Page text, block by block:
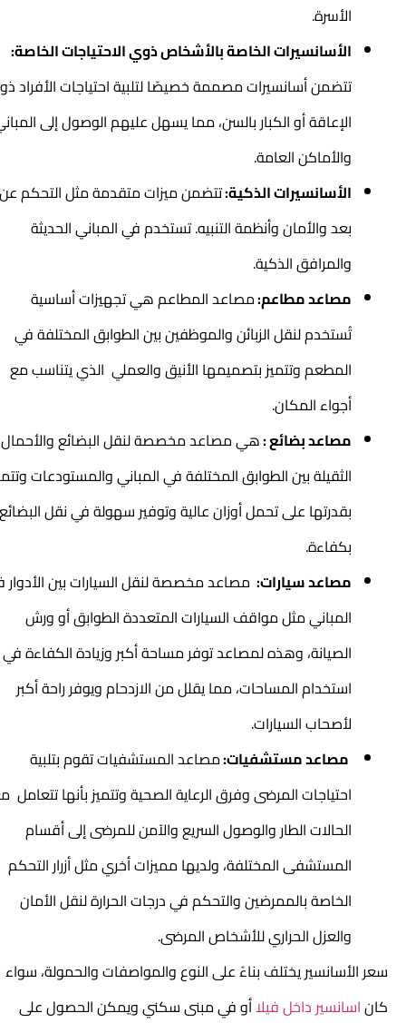
الأسرة.
الأسانسيرات الخاصة بالأشخاص ذوي الاحتياجات الخاصة:
تتضمن أسانسيرات مصممة خصيصًا لتلبية احتياجات الأفراد ذوي
الإعاقة أو الكبار بالسن، مما يسهل عليهم الوصول إلى المباني
والأماكن العامة.
الأسانسيرات الذكية:تتضمن ميزات متقدمة مثل التحكم عن
بعد والأمان وأنظمة التنبيه. تستخدم في المباني الحديثة
والمرافق الذكية.
مصاعد مطاعم:مصاعد المطاعم هي تجهيزات أساسية
تُستخدم لنقل الزبائن والموظفين بين الطوابق المختلفة في
المطعم وتتميز بتصميمها الأنيق والعملي الذي يتناسب مع
أجواء المكان.
مصاعد بضائع :هي مصاعد مخصصة لنقل البضائع والأحمال
الثقيلة بين الطوابق المختلفة في المباني والمستودعات وتتميز
بقدرتها على تحمل أوزان عالية وتوفير سهولة في نقل البضائع
بكفاءة.
مصاعد سيارات:مصاعد مخصصة لنقل السيارات بين الأدوار في
المباني مثل مواقف السيارات المتعددة الطوابق أو ورش
الصيانة، وهذه لمصاعد توفر مساحة أكبر وزيادة الكفاءة في
استخدام المساحات، مما يقلل من الازدحام ويوفر راحة أكبر
لأصحاب السيارات.
مصاعد مستشفيات:مصاعد المستشفيات تقوم بتلبية
احتياجات المرضى وفرق الرعاية الصحية وتتميز بأنها تتعامل مع
الحالات الطار والوصول السريع والآمن للمرضى إلى أقسام
المستشفى المختلفة، ولديها مميزات أخري مثل أزرار التحكم
الخاصة بالممرضين والتحكم في درجات الحرارة لنقل الأمان
والعزل الحراري للأشخاص المرضى.
سعر الأسانسير يختلف بناءً على النوع والمواصفات والحمولة، سواء
كاناسانسير داخل فيلاأو في مبنى سكني ويمكن الحصول على